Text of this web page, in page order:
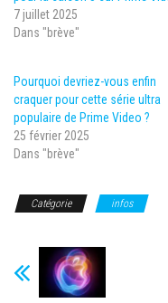
7 juillet 2025
Dans "brève"
Pourquoi devriez-vous enfin
craquer pour cette série ultra
populaire de Prime Video ?
25 février 2025
Dans "brève"
Catégorie infos